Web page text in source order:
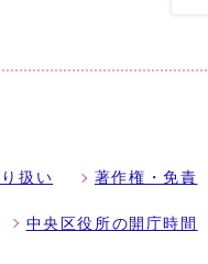
扱い 著作権・免責
中央区役所の開庁時間